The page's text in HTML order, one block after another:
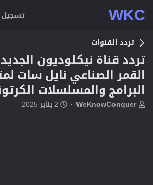
WKC تسجيل
تردد القنوات
القمر الصناعي نايل سات
البرامج والمسلسلات
بWeKnowConquer
ت2 يناير 2025